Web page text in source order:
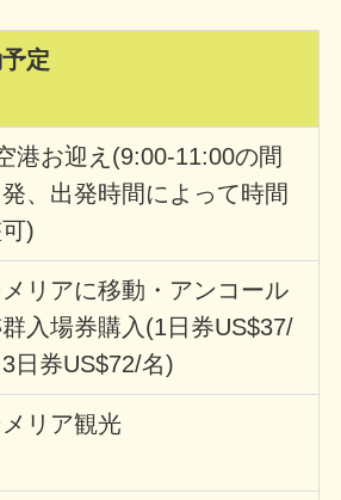
定
港お迎え (9:00-11:00の間
、出発時間によって時間
)
リアに移動・アンコール
入場券購入 (1日券US$37/
日券US$72/名)
リア観光